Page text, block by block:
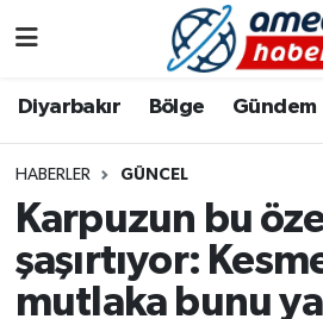
Diyarbakır Bölge Gündem
HABERLER GÜNCEL
Karpuzun bu
şaşırtıyor:
mutlaka bunu
Bölge
Röportaj
Foto Galeri
Aile
Asayiş
Bilim & Teknoloji
Diyarbakır Hava Durumu
Diyarbakır Namaz Vakitleri
Diyarbakır Trafik Yoğunluk